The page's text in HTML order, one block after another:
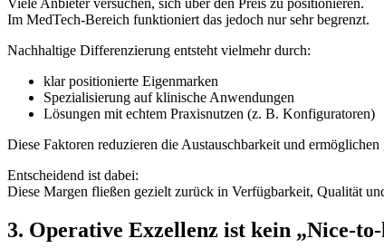
Viele Anbieter versuchen, sich über den Preis zu positionieren.
Im MedTech-Bereich funktioniert das jedoch nur sehr begrenzt.
Nachhaltige Differenzierung entsteht vielmehr durch:
klar positionierte Eigenmarken
Spezialisierung auf klinische Anwendungen
Lösungen mit echtem Praxisnutzen (z. B. Konfiguratoren)
Diese Faktoren reduzieren die Austauschbarkeit und
Entscheidend ist dabei:
Diese Margen fließen gezielt zurück in Verfügbarkeit, Qualität
3. Operative Exzellenz ist kein „Nice-to-